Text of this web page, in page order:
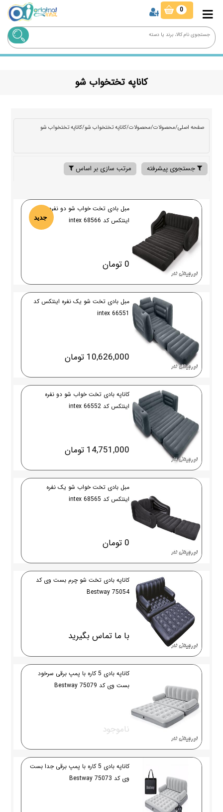
0
کاناپه تختخواب شو
صفحه اصلی/محصولات/محصولات/کاناپه تختخواب شو/کاناپه تختخواب شو
جستجوی پیشرفته مرتب سازی بر اساس
جدید
مبل بادی تخت خواب شو دو نفره
اینتکس کد 68566 intex
0 تومان
مبل بادی تخت شو یک نفره اینتکس کد
66551 intex
10,626,000 تومان
کاناپه بادی تخت خواب شو دو نفره
اینتکس کد 66552 intex
14,751,000 تومان
مبل بادی تخت خواب شو یک نفره
اینتکس کد 68565 intex
0 تومان
کاناپه بادی تخت شو چرم بست وی کد
75054 Bestway
با ما تماس بگیرید
کاناپه بادی 5 کاره با پمپ برقی سرخود
بست وی کد 75079 Bestway
ناموجود
کاناپه بادی 5 کاره با پمپ برقی جدا بست
وی کد 75073 Bestway